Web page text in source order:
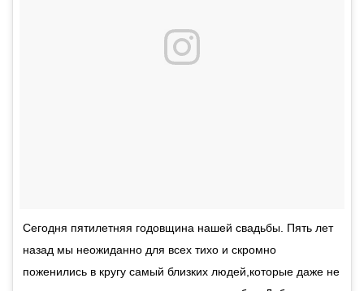
Сегодня пятилетняя годовщина нашей свадьбы. Пять лет
назад мы неожиданно для всех тихо и скромно
поженились в кругу самый близких людей,которые даже не